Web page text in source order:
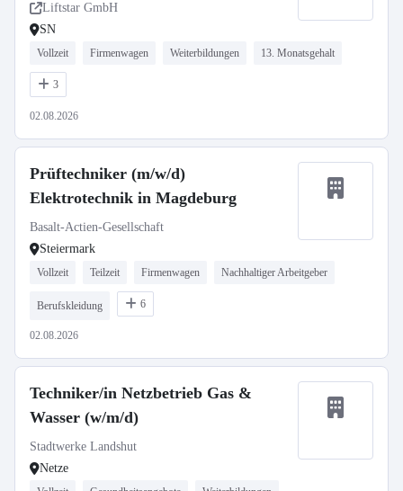
Liftstar GmbH
SN
Vollzeit Firmenwagen Weiterbildungen 13. Monatsgehalt
3
02.08.2026
Prüftechniker (m/w/d)
Elektrotechnik in Magdeburg
Basalt-Actien-Gesellschaft
Steiermark
Vollzeit Teilzeit Firmenwagen Nachhaltiger Arbeitgeber
Berufskleidung 6
02.08.2026
Techniker/in Netzbetrieb Gas &
Wasser (w/m/d)
Stadtwerke Landshut
Netze